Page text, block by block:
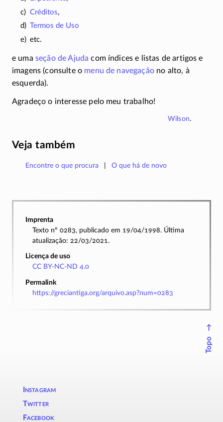
Créditos,
Termos de Uso
etc.
e uma seção de Ajuda com índices e listas de artigos e
imagens (consulte o menu de navegaçãono alto, à
esquerda).
Agradeço o interesse pelo meu trabalho!
Wilson.
Veja também
Encontre o que procura O que há de novo
Imprenta
Texto nº 0283, publicado em 19/04/1998. Última
atualização: 22/03/2021.
Licença de uso
CC BY-NC-ND 4.0
Permalink
https://greciantiga.org/arquivo.asp?num=0283
↑
Topo
Instagram
Twitter
Facebook